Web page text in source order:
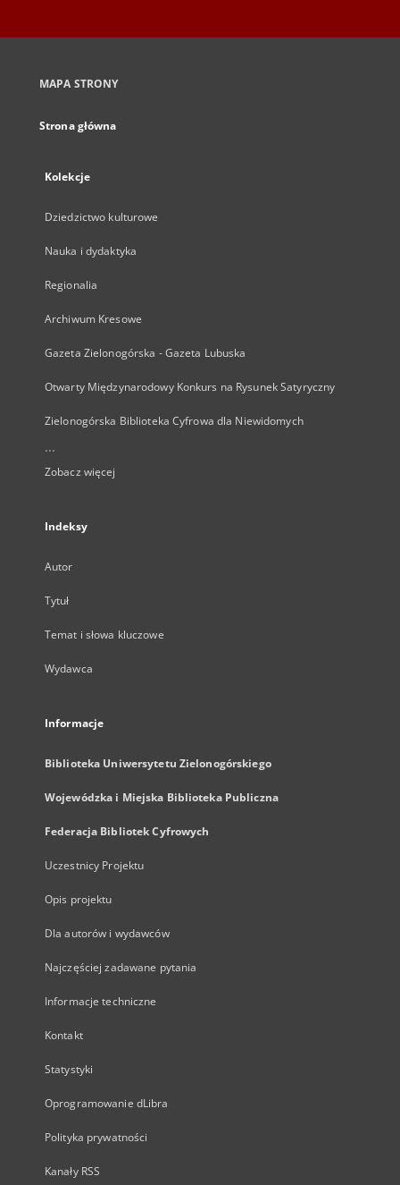
MAPA STRONY
Strona główna
Kolekcje
Dziedzictwo kulturowe
Nauka i dydaktyka
Regionalia
Archiwum Kresowe
Gazeta Zielonogórska - Gazeta Lubuska
Otwarty Międzynarodowy Konkurs na Rysunek Satyryczny
Zielonogórska Biblioteka Cyfrowa dla Niewidomych
...
Zobacz więcej
Indeksy
Autor
Tytuł
Temat i słowa kluczowe
Wydawca
Informacje
Biblioteka Uniwersytetu Zielonogórskiego
Wojewódzka i Miejska Biblioteka Publiczna
Federacja Bibliotek Cyfrowych
Uczestnicy Projektu
Opis projektu
Dla autorów i wydawców
Najczęściej zadawane pytania
Informacje techniczne
Kontakt
Statystyki
Oprogramowanie dLibra
Polityka prywatności
Kanały RSS